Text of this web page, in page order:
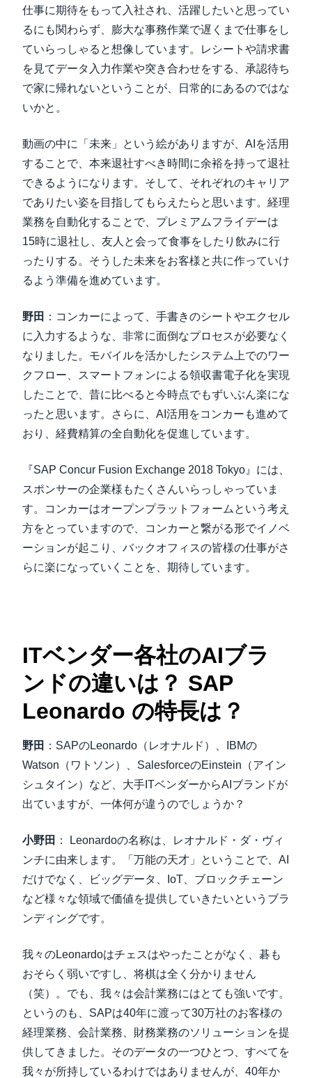
仕事に期待をもって入社され、活躍したいと思ってい
るにも関わらず、膨大な事務作業で遅くまで仕事をし
ていらっしゃると想像しています。レシートや請求書
を見てデータ入力作業や突き合わせをする、承認待ち
で家に帰れないということが、日常的にあるのではな
いかと。
動画の中に「未来」という絵がありますが、AIを活用
することで、本来退社すべき時間に余裕を持って退社
できるようになります。そして、それぞれのキャリア
でありたい姿を目指してもらえたらと思います。経理
業務を自動化することで、プレミアムフライデーは
15時に退社し、友人と会って食事をしたり飲みに行
ったりする。そうした未来をお客様と共に作っていけ
るよう準備を進めています。
野田 ：コンカーによって、手書きのシートやエクセル
に入力するような、非常に面倒なプロセスが必要なく
なりました。モバイルを活かしたシステム上でのワー
クフロー、スマートフォンによる領収書電子化を実現
したことで、昔に比べると今時点でもずいぶん楽にな
ったと思います。さらに、AI活用をコンカーも進めて
おり、経費精算の全自動化を促進しています。
『SAP Concur Fusion Exchange 2018 Tokyo』には、
スポンサーの企業様もたくさんいらっしゃっていま
す。コンカーはオープンプラットフォームという考え
方をとっていますので、コンカーと繋がる形でイノベ
ーションが起こり、バックオフィスの皆様の仕事がさ
らに楽になっていくことを、期待しています。
ITベンダー各社のAIブラ
ンドの違いは？ SAP
Leonardo の特長は？
野田 ：SAPのLeonardo（レオナルド）、IBMの
Watson（ワトソン）、SalesforceのEinstein（アイン
シュタイン）など、大手ITベンダーからAIブランドが
出ていますが、一体何が違うのでしょうか？
小野田 ： Leonardoの名称は、レオナルド・ダ・ヴィ
ンチに由来します。「万能の天才」ということで、AI
だけでなく、ビッグデータ、IoT、ブロックチェーン
など様々な領域で価値を提供していきたいというブラ
ンディングです。
我々のLeonardoはチェスはやったことがなく、碁も
おそらく弱いですし、将棋は全く分かりません
（笑）。でも、我々は会計業務にはとても強いです。
というのも、SAPは40年に渡って30万社のお客様の
経理業務、会計業務、財務業務のソリューションを提
供してきました。そのデータの一つひとつ、すべてを
我々が所持しているわけではありませんが、40年か